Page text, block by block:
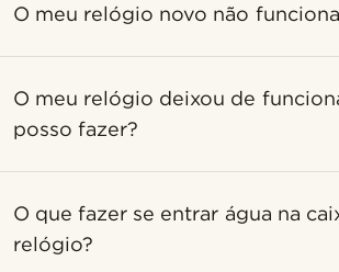
O meu relógio novo não
O meu relógio deixou de
posso fazer?
O que fazer se entrar água na
relógio?